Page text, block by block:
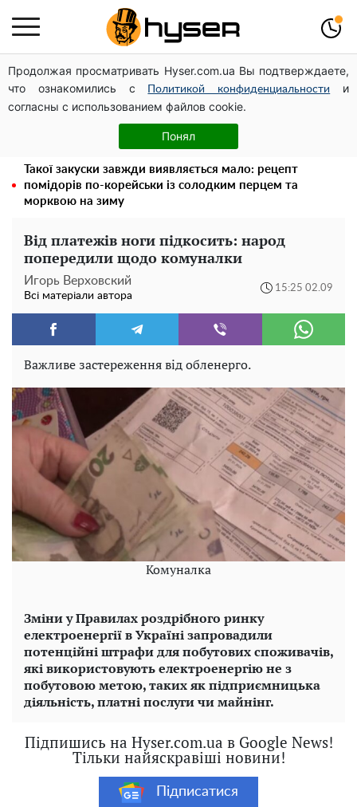
Продолжая просматривать Hyser.com.ua Вы подтверждаете,
что ознакомились с
Политикой конфиденциальности
и
согласны с использованием файлов cookie.
Понял
Дрони із націнкою: Олександр Конотопський вивів
мільйони оборонного бюджету через фіктивну фірму в
Естонії
Олена Тополя злив відео – це далеко не все: фронтмен
"Антитіла" Тарас Тополя став наступним
Такої закуски завжди виявляється мало: рецепт
помідорів по-корейськи із солодким перцем та
морквою на зиму
Від платежів ноги підкосить: народ
попередили щодо комуналки
Игорь Верховский
Всі матеріали автора
15:25 02.09
Важливе застереження від обленерго.
Комуналка
Зміни у Правилах роздрібного ринку
електроенергії в Україні запровадили
потенційні штрафи для побутових споживачів,
які використовують електроенергію не з
побутовою метою, таких як підприємницька
діяльність, платні послуги чи майнінг.
Підпишись на Hyser.com.ua в Google News!
Тільки найяскравіші новини!
Підписатися